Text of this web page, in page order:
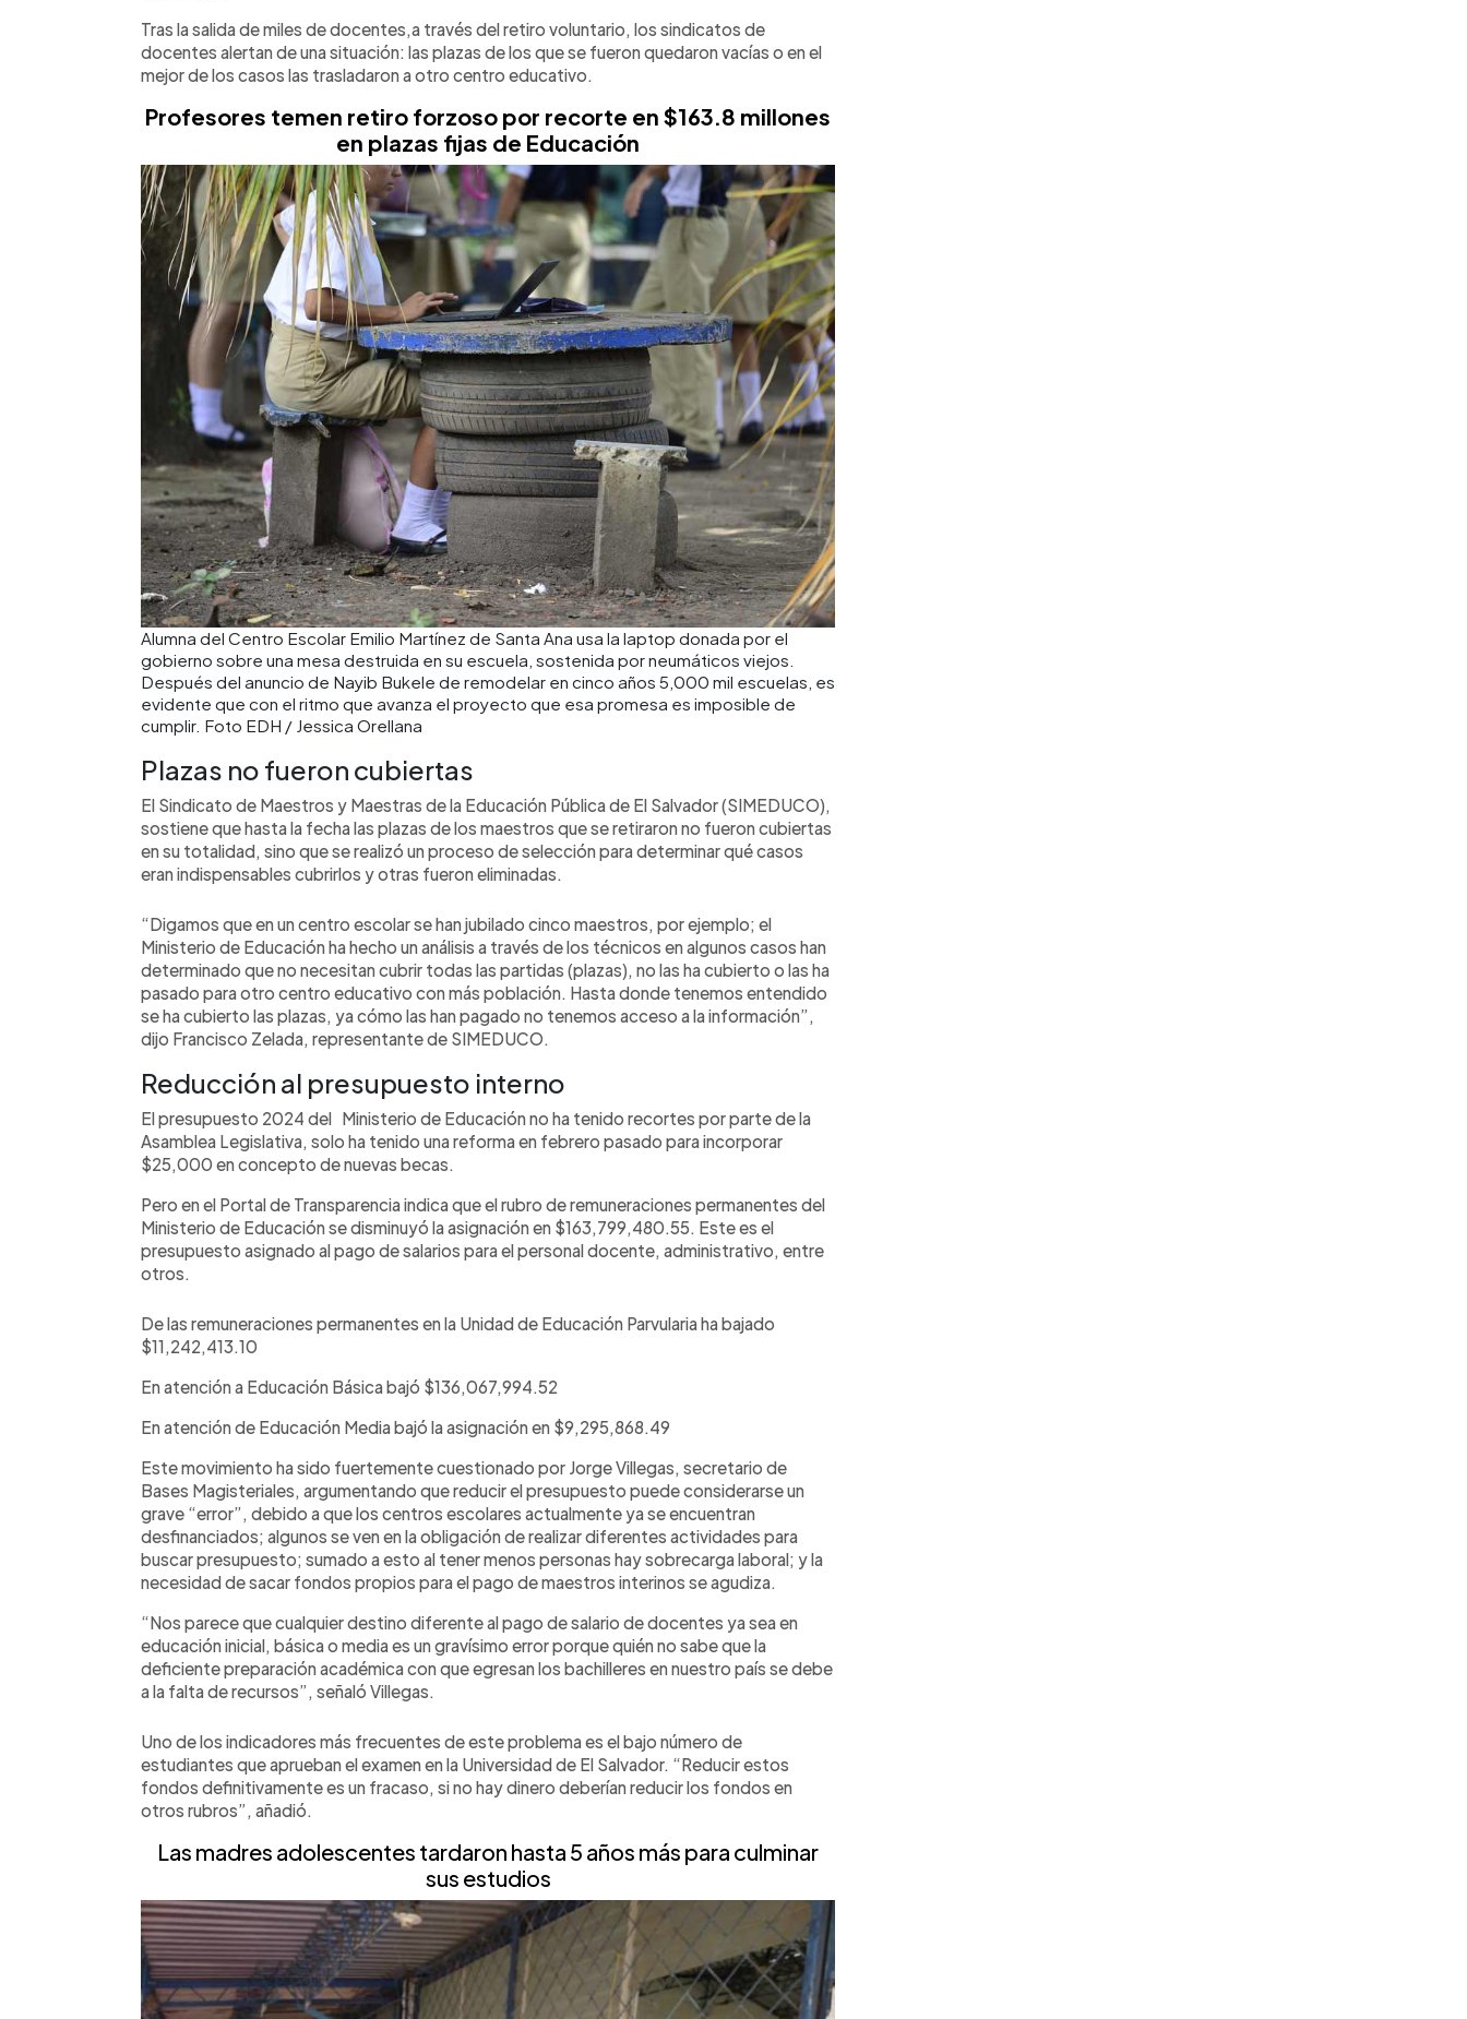
Tras la salida de miles de docentes,a través del retiro voluntario, los sindicatos de
docentes alertan de una situación: las plazas de los que se fueron quedaron vacías o en el
mejor de los casos las trasladaron a otro centro educativo.
Profesores temen retiro forzoso por recorte en $163.8 millones
en plazas fijas de Educación
Alumna del Centro Escolar Emilio Martínez de Santa Ana usa la laptop donada por el
gobierno sobre una mesa destruida en su escuela, sostenida por neumáticos viejos.
Después del anuncio de Nayib Bukele de remodelar en cinco años 5,000 mil escuelas, es
evidente que con el ritmo que avanza el proyecto que esa promesa es imposible de
cumplir. Foto EDH / Jessica Orellana
Plazas no fueron cubiertas
El Sindicato de Maestros y Maestras de la Educación Pública de El Salvador (SIMEDUCO),
sostiene que hasta la fecha las plazas de los maestros que se retiraron no fueron cubiertas
en su totalidad, sino que se realizó un proceso de selección para determinar qué casos
eran indispensables cubrirlos y otras fueron eliminadas.
“Digamos que en un centro escolar se han jubilado cinco maestros, por ejemplo; el
Ministerio de Educación ha hecho un análisis a través de los técnicos en algunos casos han
determinado que no necesitan cubrir todas las partidas (plazas), no las ha cubierto o las ha
pasado para otro centro educativo con más población. Hasta donde tenemos entendido
se ha cubierto las plazas, ya cómo las han pagado no tenemos acceso a la información”,
dijo Francisco Zelada, representante de SIMEDUCO.
Reducción al presupuesto interno
El presupuesto 2024 del Ministerio de Educación no ha tenido recortes por parte de la
Asamblea Legislativa, solo ha tenido una reforma en febrero pasado para incorporar
$25,000 en concepto de nuevas becas.
Pero en el Portal de Transparencia indica que el rubro de remuneraciones permanentes del
Ministerio de Educación se disminuyó la asignación en $163,799,480.55. Este es el
presupuesto asignado al pago de salarios para el personal docente, administrativo, entre
otros.
De las remuneraciones permanentes en la Unidad de Educación Parvularia ha bajado
$11,242,413.10
En atención a Educación Básica bajó $136,067,994.52
En atención de Educación Media bajó la asignación en $9,295,868.49
Este movimiento ha sido fuertemente cuestionado por Jorge Villegas, secretario de
Bases Magisteriales, argumentando que reducir el presupuesto puede considerarse un
grave “error”, debido a que los centros escolares actualmente ya se encuentran
desfinanciados; algunos se ven en la obligación de realizar diferentes actividades para
buscar presupuesto; sumado a esto al tener menos personas hay sobrecarga laboral; y la
necesidad de sacar fondos propios para el pago de maestros interinos se agudiza.
“Nos parece que cualquier destino diferente al pago de salario de docentes ya sea en
educación inicial, básica o media es un gravísimo error porque quién no sabe que la
deficiente preparación académica con que egresan los bachilleres en nuestro país se debe
a la falta de recursos”, señaló Villegas.
Uno de los indicadores más frecuentes de este problema es el bajo número de
estudiantes que aprueban el examen en la Universidad de El Salvador. “Reducir estos
fondos definitivamente es un fracaso, si no hay dinero deberían reducir los fondos en
otros rubros”, añadió.
Las madres adolescentes tardaron hasta 5 años más para culminar
sus estudios